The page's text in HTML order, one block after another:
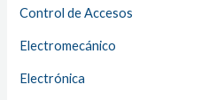
Control de Accesos
Electromecánico
Electrónica